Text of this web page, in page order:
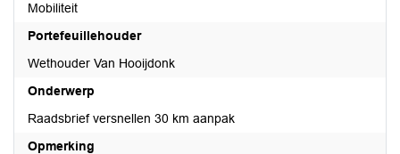
Mobiliteit
Portefeuillehouder
Wethouder Van Hooijdonk
Onderwerp
Raadsbrief versnellen 30 km aanpak
Opmerking